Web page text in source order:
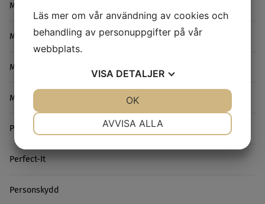
Maskeringstejp
Maskiner/Dispensers
Metallfolietejp
Microslip
Packtejp
Perfect-It
Personskydd
Läs mer om vår användning av cookies och
behandling av personuppgifter på vår
webbplats.
VISA DETALJER
AVVISA ALLA
OK